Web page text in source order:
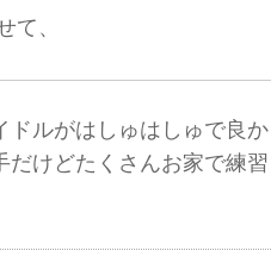
て、
ドルがはしゅはしゅで良
だけどたくさんお家で練